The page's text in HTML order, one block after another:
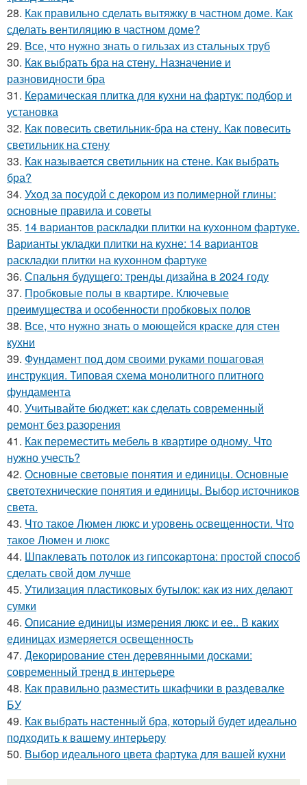
28. Как правильно сделать вытяжку в частном доме. Как
сделать вентиляцию в частном доме?
29. Все, что нужно знать о гильзах из стальных труб
30. Как выбрать бра на стену. Назначение и
разновидности бра
31. Керамическая плитка для кухни на фартук: подбор и
установка
32. Как повесить светильник-бра на стену. Как повесить
светильник на стену
33. Как называется светильник на стене. Как выбрать
бра?
34. Уход за посудой с декором из полимерной глины:
основные правила и советы
35. 14 вариантов раскладки плитки на кухонном фартуке.
Варианты укладки плитки на кухне: 14 вариантов
раскладки плитки на кухонном фартуке
36. Спальня будущего: тренды дизайна в 2024 году
37. Пробковые полы в квартире. Ключевые
преимущества и особенности пробковых полов
38. Все, что нужно знать о моющейся краске для стен
кухни
39. Фундамент под дом своими руками пошаговая
инструкция. Типовая схема монолитного плитного
фундамента
40. Учитывайте бюджет: как сделать современный
ремонт без разорения
41. Как переместить мебель в квартире одному. Что
нужно учесть?
42. Основные световые понятия и единицы. Основные
светотехнические понятия и единицы. Выбор источников
света.
43. Что такое Люмен люкс и уровень освещенности. Что
такое Люмен и люкс
44. Шпаклевать потолок из гипсокартона: простой способ
сделать свой дом лучше
45. Утилизация пластиковых бутылок: как из них делают
сумки
46. Описание единицы измерения люкс и ее.. В каких
единицах измеряется освещенность
47. Декорирование стен деревянными досками:
современный тренд в интерьере
48. Как правильно разместить шкафчики в раздевалке
БУ
49. Как выбрать настенный бра, который будет идеально
подходить к вашему интерьеру
50. Выбор идеального цвета фартука для вашей кухни